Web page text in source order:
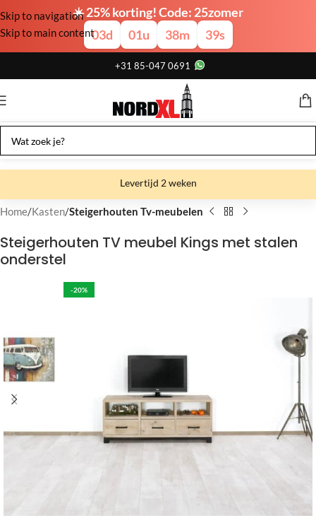
☀️ 25% korting! Code: 25zomer
03d 01u 38m 38s
Skip to navigation
Skip to main content
+31 85-047 0691
Levertijd 2 weken
Gratis verzending
Gratis afhalen
Home Kasten Steigerhouten Tv-meubelen
Steigerhouten TV meubel Kings met stalen
onderstel
-20%